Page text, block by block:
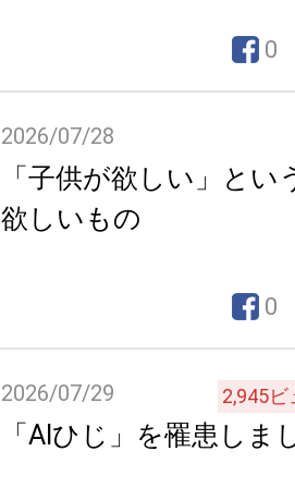
0
2026/07/28
「子供が欲しい」とい
欲しいもの
0
2026/07/29 2,945ビ
「AIひじ」を罹患しま